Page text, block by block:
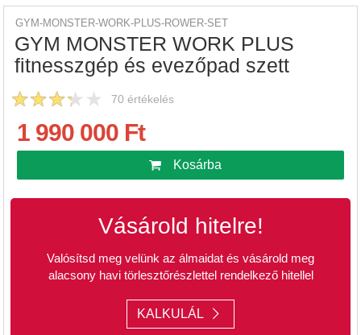
GYM-MONSTER-WORK-PLUS-ROWER-SET
GYM MONSTER WORK PLUS
fitnesszgép és evezőpad szett
70 értékelés
1 990 000 Ft
Kosárba
Vásárold hitelre!
Valósítsd meg velünk az álmaidat és vásárold meg
alacsony havi törlesztőrészlettel rendelkező hitellel
KALKULÁL